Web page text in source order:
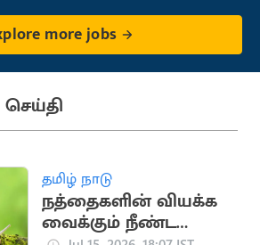
more jobs
தமிழ் நாடு
நத்தைகளின் வியக்க
வைக்கும் நீண்ட